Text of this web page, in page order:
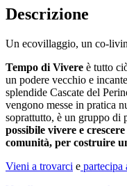
Descrizione
Un ecovillaggio, un co-
Tempo di Vivere è tutto
un podere vecchio e
splendide Cascate del
vengono messe in pratica
soprattutto, è un gruppo di
possibile vivere e
comunità, per costruire
Vieni a trovarci e partecipa